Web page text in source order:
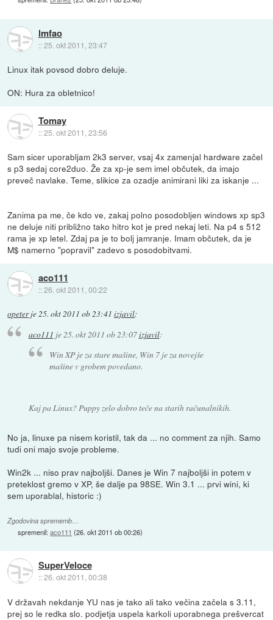
lmfao
::25. okt 2011, 23:47
Linux itak povsod dobro deluje.
ON: Hura za obletnico!
Tomay
::25. okt 2011, 23:56
Sam sicer uporabljam 2k3 server, vsaj 4x zamenjal hardware začel
s p3 sedaj core2duo. Že za xp-je sem imel občutek, da imajo
preveč navlake. Teme, slikice za ozadje animirani liki za iskanje ...
Zanima pa me, če kdo ve, zakaj polno posodobljen windows xp sp3
ne deluje niti približno tako hitro kot je pred nekaj leti. Na p4 s 512
rama je xp letel. Zdaj pa je to bolj jamranje. Imam občutek, da je
M$ namerno "popravil" zadevo s posodobitvami.
aco111
::26. okt 2011, 00:22
opeterje25. okt 2011 ob 23:41 izjavil:
aco111 je25. okt 2011 ob 23:07izjavil:
Win XP je za stare mašine, Win 7 je za novejše
mašine v grobem povedano.
Kaj pa Linux? Puppy zelo dobro teče na starih računalnikih.
No ja, linuxe pa nisem koristil, tak da ... no comment za njih. Samo
tudi oni majo svoje probleme.
Win2k ... niso prav najboljši. Danes je Win 7 najboljši in potem v
preteklost gremo v XP, še dalje pa 98SE. Win 3.1 ... prvi wini, ki
sem uporablal, historic :)
Zgodovina sprememb…
spremenil:aco111 (26. okt 2011 ob 00:26)
SuperVeloce
::26. okt 2011, 00:38
V državah nekdanje YU nas je tako ali tako večina začela s 3.11,
prej so le redka slo. podjetja uspela karkoli uporabnega prešvercat